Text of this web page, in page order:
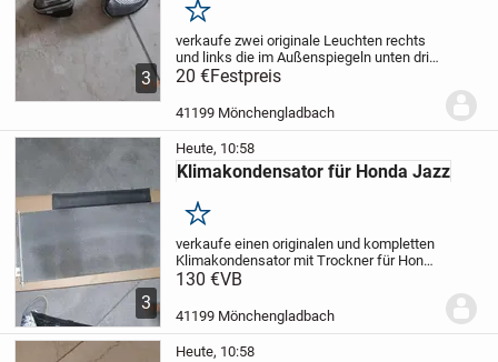
3
Merken
verkaufe zwei originale Leuchten rechts
und links die im Außenspiegeln unten drin
verbaut sind,für Kia Ceed Model JD,Preis
gilt für beide Leuchten zusammen
20 €Festpreis
41199 Mönchengladbach
3
Heute, 10:58
Klimakondensator für Honda Jazz
Merken
verkaufe einen originalen und kompletten
Klimakondensator mit Trockner für Honda
Jazz ab Bj 2009-2015,Top Zustand wie
fahren,kostet bei Honda über 600
Euro,siehe auch...
130 €VB
41199 Mönchengladbach
Heute, 10:58